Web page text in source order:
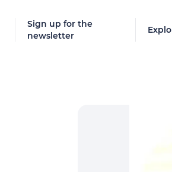
Sign up for the
newsletter